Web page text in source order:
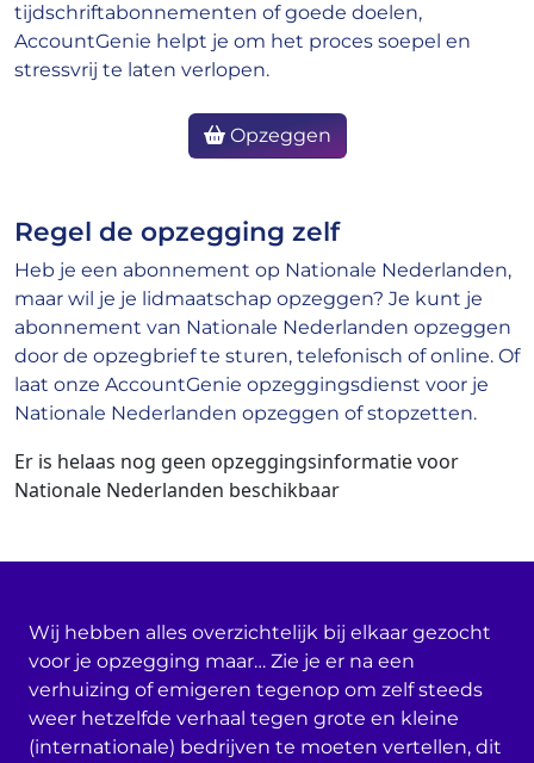
tijdschriftabonnementen of goede doelen,
AccountGenie helpt je om het proces soepel en
stressvrij te laten verlopen.
Opzeggen
Regel de opzegging zelf
Heb je een abonnement op Nationale Nederlanden,
maar wil je je lidmaatschap opzeggen? Je kunt je
abonnement van Nationale Nederlanden opzeggen
door de opzegbrief te sturen, telefonisch of online. Of
laat onze AccountGenie opzeggingsdienst voor je
Nationale Nederlanden opzeggen of stopzetten.
Er is helaas nog geen opzeggingsinformatie voor
Nationale Nederlanden beschikbaar
Wij hebben alles overzichtelijk bij elkaar gezocht
voor je opzegging maar… Zie je er na een
verhuizing of emigeren tegenop om zelf steeds
weer hetzelfde verhaal tegen grote en kleine
(internationale) bedrijven te moeten vertellen, dit